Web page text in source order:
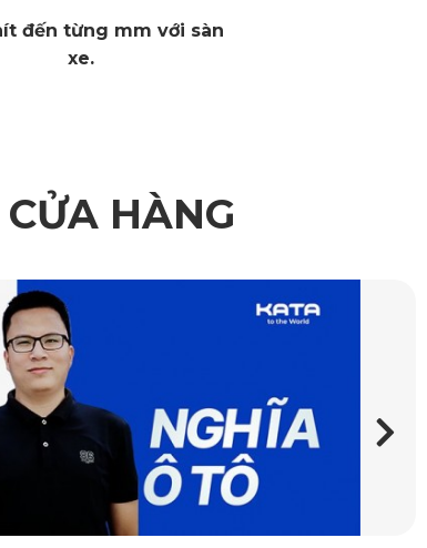
công nghệ Knitted Backing co giãn, đàn hồi
ZS 2024
đến từng mm với sàn
xe.
HÀNG